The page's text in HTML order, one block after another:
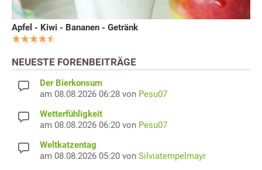
Apfel - Kiwi - Bananen - Getränk
NEUESTE FORENBEITRÄGE
Der Bierkonsum
am 08.08.2026 06:28 von Pesu07
Wetterfühligkeit
am 08.08.2026 06:20 von Pesu07
Weltkatzentag
am 08.08.2026 05:20 von Silviatempelmayr